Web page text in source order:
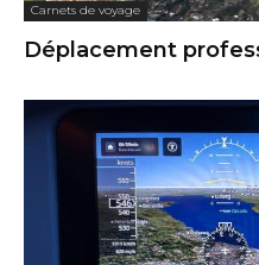
Carnets de voyage
Déplacement